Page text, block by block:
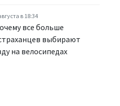
в 18:34
все больше
выбирают
на велосипедах